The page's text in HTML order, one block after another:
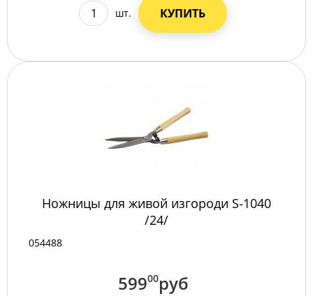
шт. КУПИТЬ
Ножницы для живой изгороди S-1040
/24/
054488
59900руб